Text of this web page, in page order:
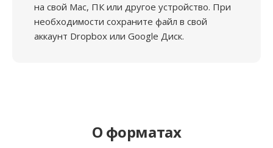
на свой Mac, ПК или другое устройство. При
необходимости сохраните файл в свой
аккаунт Dropbox или Google Диск.
О форматах